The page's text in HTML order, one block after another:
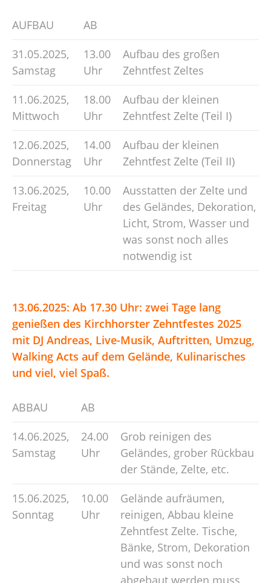
AUFBAU
AB
31.05.2025,
Samstag
13.00
Uhr
Aufbau des großen
Zehntfest Zeltes
11.06.2025,
Mittwoch
18.00
Uhr
Aufbau der kleinen
Zehntfest Zelte (Teil I)
12.06.2025,
Donnerstag
14.00
Uhr
Aufbau der kleinen
Zehntfest Zelte (Teil II)
13.06.2025,
Freitag
10.00
Uhr
Ausstatten der Zelte und
des Geländes, Dekoration,
Licht, Strom, Wasser und
was sonst noch alles
notwendig ist
13.06.2025: Ab 17.30 Uhr: zwei Tage lang
genießen des Kirchhorster Zehntfestes 2025
mit DJ Andreas, Live-Musik, Auftritten, Umzug,
Walking Acts auf dem Gelände, Kulinarisches
und viel, viel Spaß.
ABBAU
AB
14.06.2025,
Samstag
24.00
Uhr
Grob reinigen des
Geländes, grober Rückbau
der Stände, Zelte, etc.
15.06.2025,
Sonntag
10.00
Uhr
Gelände aufräumen,
reinigen, Abbau kleine
Zehntfest Zelte. Tische,
Bänke, Strom, Dekoration
und was sonst noch
abgebaut werden muss